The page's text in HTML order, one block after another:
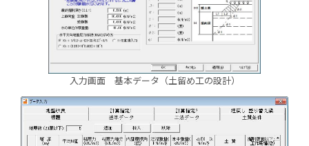
入力画面 基本データ（土留め工の設計）